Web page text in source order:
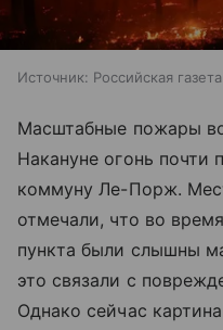
Источник: Российская газета
Масштабные пожары
Накануне огонь почти
коммуну Ле-Порж.
отмечали, что во
пункта были слышны
это связали с
Однако сейчас